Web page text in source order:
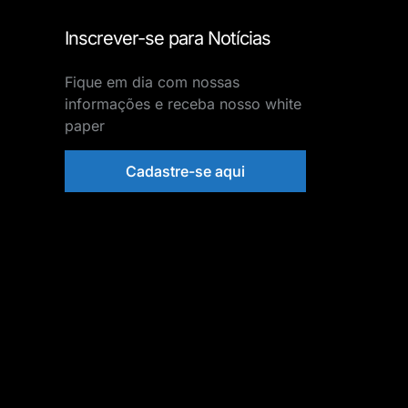
Inscrever-se para Notícias
Fique em dia com nossas
informações e receba nosso white
paper
Cadastre-se aqui